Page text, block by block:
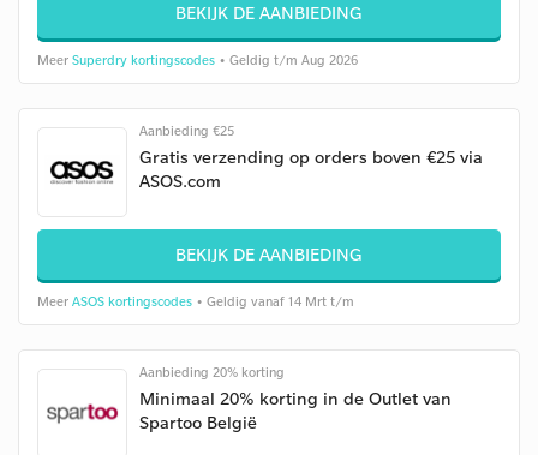
BEKIJK DE AANBIEDING
Meer Superdry kortingscodes • Geldig t/m Aug 2026
Aanbieding €25
Gratis verzending op orders boven €25 via
ASOS.com
BEKIJK DE AANBIEDING
Meer ASOS kortingscodes • Geldig vanaf 14 Mrt t/m
Aanbieding 20% korting
Minimaal 20% korting in de Outlet van
Spartoo België